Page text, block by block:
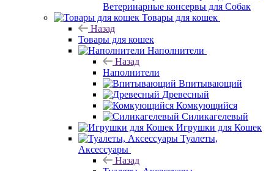
Ветеринарные консервы для Собак
Товары для кошек
Назад
Товары для кошек
Наполнители
Назад
Наполнители
Впитывающий
Древесный
Комкующийся
Силикагелевый
Игрушки для Кошек
Туалеты,
Аксессуары
Назад